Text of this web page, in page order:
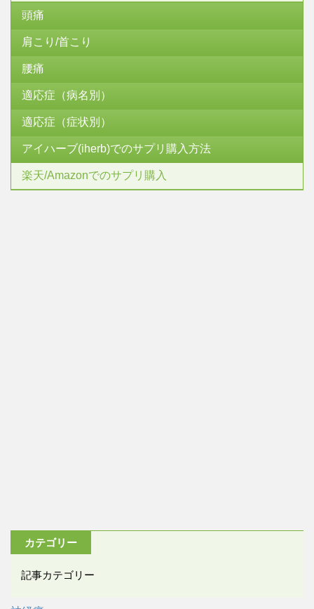
頭痛
肩こり/首こり
腰痛
適応症（病名別）
適応症（症状別）
アイハーブ(iherb)でのサプリ購入方法
楽天/Amazonでのサプリ購入
カテゴリー
記事カテゴリー